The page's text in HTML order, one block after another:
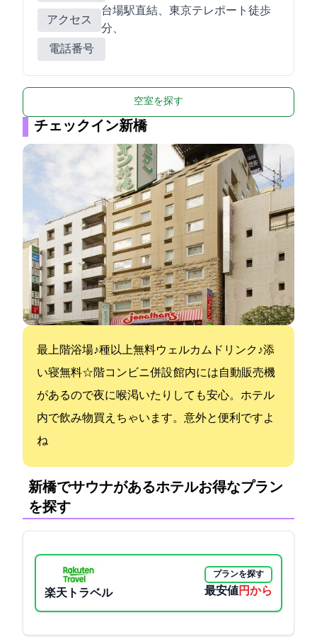
アクセス
台場駅直結、東京テレポート徒歩10
分、
電話番号
空室を探す
チェックイン新橋
最上階浴場♪40種以上無料ウェルカムドリンク♪添
い寝無料☆1階コンビニ併設 館内には自動販売機
があるので夜に喉渇いたりしても安心。ホテル
内で飲み物買えちゃいます。意外と便利ですよ
ね
新橋でサウナがあるホテル:お得なプラン
を探す
楽天トラベル
プランを探す
最安値5250円から